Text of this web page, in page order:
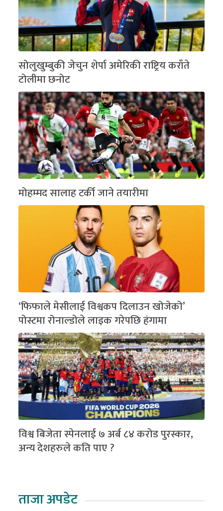
सोलुखुम्बुकी जेचुन शेर्पा अमेरिकी राष्ट्रिय कराँते
टोलीमा छनोट
मोहम्मद सालाह टर्की जाने तयारीमा
‘फिफाले मेसीलाई विश्वकप दिलाउन खोजेको’
पोस्टमा रोनाल्डोले लाइक गरेपछि हंगामा
विश्व बिजेता स्पेनलाई ७ अर्ब ८४ करोड पुरस्कार,
अन्य देशहरुले कति पाए ?
ताजा अपडेट